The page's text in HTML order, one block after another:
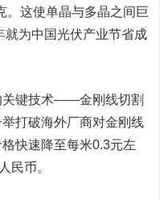
。这使单晶与多晶之间巨
就为中国光伏产业节省成
键技术——金刚线切割
打破海外厂商对金刚线
快速降至每米0.3元左
民币。